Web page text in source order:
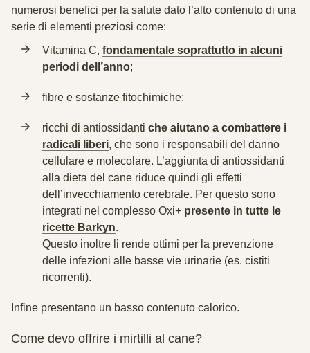
numerosi benefici per la salute dato l’alto contenuto di una
serie di elementi preziosi come:
Vitamina C, fondamentale soprattutto in alcuni
periodi dell’anno;
fibre e sostanze fitochimiche;
ricchi di antiossidanti che aiutano a combattere i
radicali liberi, che sono i responsabili del danno
cellulare e molecolare. L’aggiunta di antiossidanti
alla dieta del cane riduce quindi gli effetti
dell’invecchiamento cerebrale. Per questo sono
integrati nel complesso Oxi+ presente in tutte le
ricette Barkyn.
Questo inoltre li rende ottimi per la prevenzione
delle infezioni alle basse vie urinarie (es. cistiti
ricorrenti).
Infine presentano un basso contenuto calorico.
Come devo offrire i mirtilli al cane?